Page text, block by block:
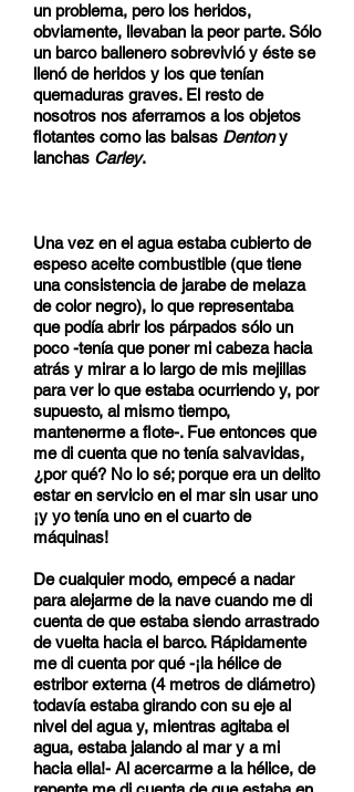
un problema, pero los heridos,
obviamente, llevaban la peor parte. Sólo
un barco ballenero sobrevivió y éste se
llenó de heridos y los que tenían
quemaduras graves. El resto de
nosotros nos aferramos a los objetos
flotantes como las balsas Dentony
lanchas Carley.
Una vez en el agua estaba cubierto de
espeso aceite combustible (que tiene
una consistencia de jarabe de melaza
de color negro), lo que representaba
que podía abrir los párpados sólo un
poco -tenía que poner mi cabeza hacia
atrás y mirar a lo largo de mis mejillas
para ver lo que estaba ocurriendo y, por
supuesto, al mismo tiempo,
mantenerme a flote-. Fue entonces que
me di cuenta que no tenía salvavidas,
¿por qué? No lo sé; porque era un delito
estar en servicio en el mar sin usar uno
¡y yo tenía uno en el cuarto de
máquinas!
De cualquier modo, empecé a nadar
para alejarme de la nave cuando me di
cuenta de que estaba siendo arrastrado
de vuelta hacia el barco. Rápidamente
me di cuenta por qué -¡la hélice de
estribor externa (4 metros de diámetro)
todavía estaba girando con su eje al
nivel del agua y, mientras agitaba el
agua, estaba jalando al mar y a mi
hacia ella!- Al acercarme a la hélice, de